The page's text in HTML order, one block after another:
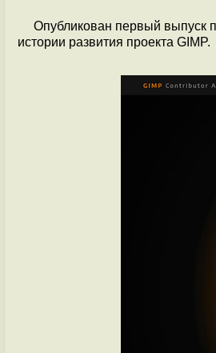
Опубликован первый выпуск
истории развития проекта GIMP.